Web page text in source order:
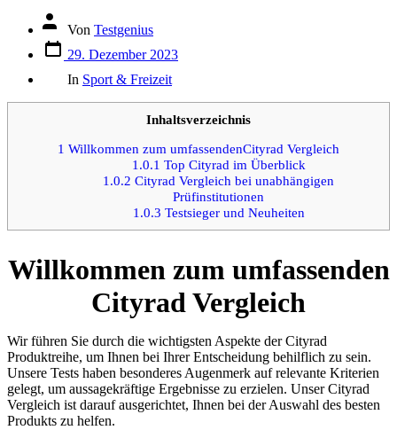
Autor
Beitrags
Von Testgenius
Datum
des
Beitrags
29. Dezember 2023
In Sport & Freizeit
Inhaltsverzeichnis
1 Willkommen zum umfassendenCityrad Vergleich
1.0.1 Top Cityrad im Überblick
1.0.2 Cityrad Vergleich bei unabhängigen
Prüfinstitutionen
1.0.3 Testsieger und Neuheiten
Willkommen zum umfassenden
Cityrad Vergleich
Wir führen Sie durch die wichtigsten Aspekte der Cityrad
Produktreihe, um Ihnen bei Ihrer Entscheidung behilflich zu sein.
Unsere Tests haben besonderes Augenmerk auf relevante Kriterien
gelegt, um aussagekräftige Ergebnisse zu erzielen. Unser Cityrad
Vergleich ist darauf ausgerichtet, Ihnen bei der Auswahl des besten
Produkts zu helfen.